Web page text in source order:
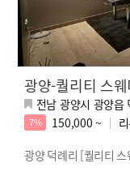
광양-퀄리티 스
전남 광양시 광양읍
7% 150,000 ~
광양 덕례리 [퀄리티